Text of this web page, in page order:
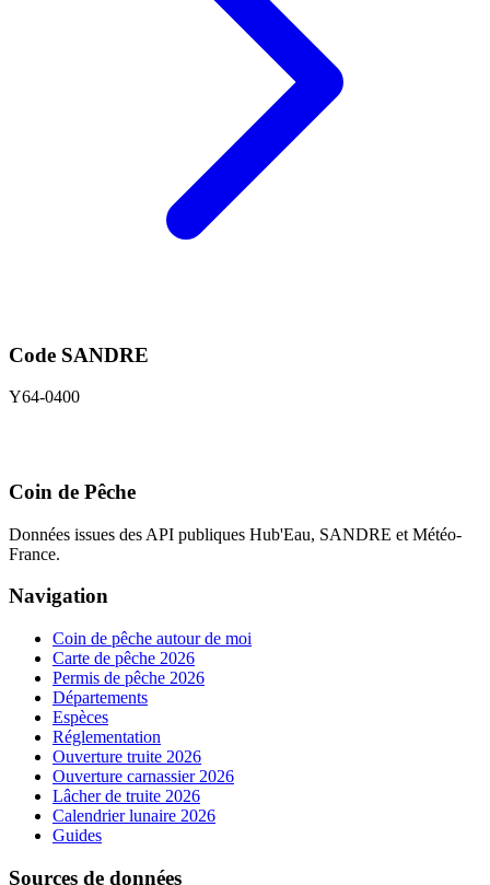
Code SANDRE
Y64-0400
Coin de Pêche
Données issues des API publiques Hub'Eau, SANDRE et Météo-
France.
Navigation
Coin de pêche autour de moi
Carte de pêche 2026
Permis de pêche 2026
Départements
Espèces
Réglementation
Ouverture truite 2026
Ouverture carnassier 2026
Lâcher de truite 2026
Calendrier lunaire 2026
Guides
Sources de données